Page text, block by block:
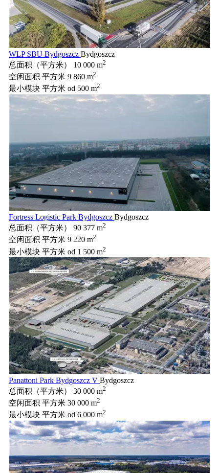
WLP SBU Bydgoszcz Bydgoszcz
总面积（平方米）
10 000 m2
空闲面积 平方米 9 860 m2
最小模块 平方米 od 500 m2
Fortress Logistic Park Bydgoszcz Bydgoszcz
总面积（平方米）
90 377 m2
空闲面积 平方米 9 220 m2
最小模块 平方米 od 1 500 m2
Panattoni Park Bydgoszcz V Bydgoszcz
总面积（平方米）
30 000 m2
空闲面积 平方米 30 000 m2
最小模块 平方米 od 6 000 m2